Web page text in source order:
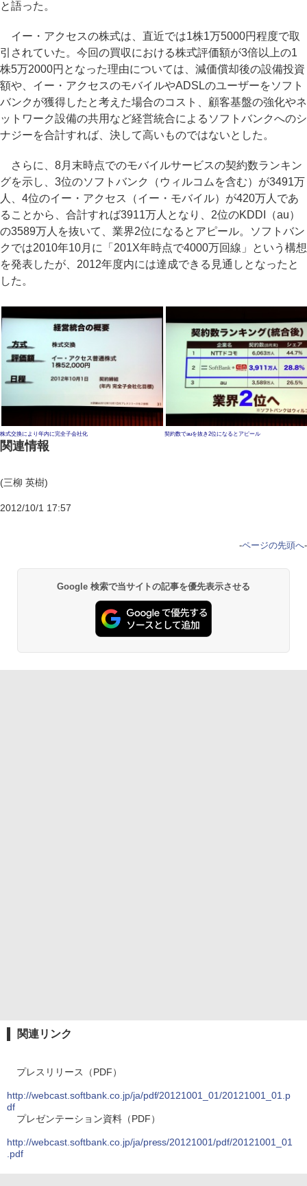
と語った。
イー・アクセスの株式は、直近では1株1万5000円程度で取
引されていた。今回の買収における株式評価額が3倍以上の1
株5万2000円となった理由については、減価償却後の設備投資
額や、イー・アクセスのモバイルやADSLのユーザーをソフト
バンクが獲得したと考えた場合のコスト、顧客基盤の強化やネ
ットワーク設備の共用など経営統合によるソフトバンクへのシ
ナジーを合計すれば、決して高いものではないとした。
さらに、8月末時点でのモバイルサービスの契約数ランキン
グを示し、3位のソフトバンク（ウィルコムを含む）が3491万
人、4位のイー・アクセス（イー・モバイル）が420万人であ
ることから、合計すれば3911万人となり、2位のKDDI（au）
の3589万人を抜いて、業界2位になるとアピール。ソフトバン
クでは2010年10月に「201X年時点で4000万回線」という構想
を発表したが、2012年度内には達成できる見通しとなったと
した。
株式交換により年内に完全子会社化 契約数でauを抜き2位になるとアピール
関連情報
(三柳 英樹)
2012/10/1 17:57
-ページの先頭へ-
Google 検索で当サイトの記事を優先表示させる
関連リンク
プレスリリース（PDF）
http://webcast.softbank.co.jp/ja/pdf/20121001_01/20121001_01.p
df
プレゼンテーション資料（PDF）
http://webcast.softbank.co.jp/ja/press/20121001/pdf/20121001_01
.pdf